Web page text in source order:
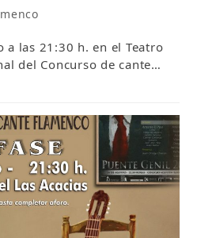
a las 21:30 h. en el Teatro
del Concurso de cante…